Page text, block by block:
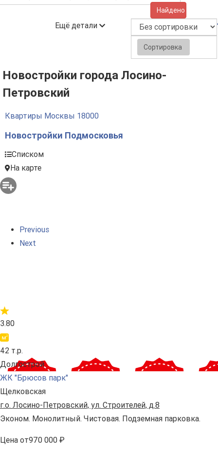
Найдено (638)
Ещё детали
Сортировка
Новостройки города Лосино-
Петровский
Квартиры Москвы 18000
Новостройки Подмосковья
Списком
На карте
Previous
Next
3.80
42 т.р.
Долгострой
ЖК "Брюсов парк"
Щелковская
г.о. Лосино-Петровский, ул. Строителей, д.8
Эконом. Монолитный. Чистовая. Подземная парковка.
Цена от970 000 ₽